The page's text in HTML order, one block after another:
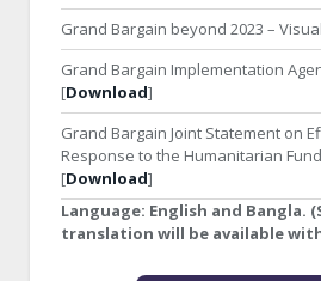
Grand Bargain beyond 2023 – Visual
Grand Bargain Implementation
[Download]
Grand Bargain Joint Statement on
Response to the Humanitarian
[Download]
Language: English and Bangla.
translation will be available